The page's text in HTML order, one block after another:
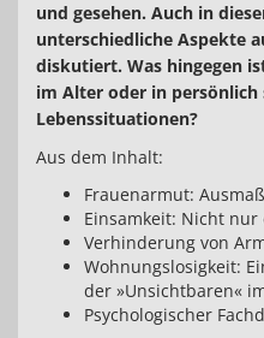
und gesehen. Auch in
unterschiedliche Aspekte
diskutiert. Was hingegen
im Alter oder in persönlich
Lebenssituationen?
Aus dem Inhalt:
Frauenarmut:
Einsamkeit: Nicht nur
Verhinderung von
Wohnungslosigkeit:
der »Unsichtbaren«
Psychologischer